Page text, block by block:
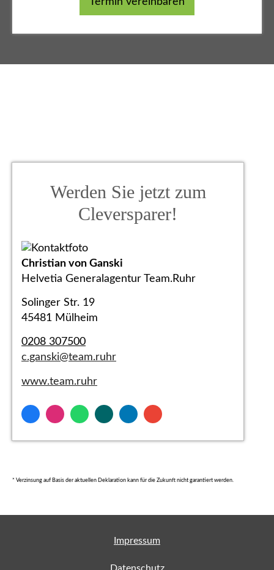
Werden Sie jetzt zum
Cleversparer!
Christian von Ganski
Helvetia Generalagentur Team.Ruhr
Solinger Str. 19
45481 Mülheim
0208 307500
c.ganski@team.ruhr
www.team.ruhr
* Verzinsung auf Basis der aktuellen Deklaration kann für die Zukunft nicht garantiert werden.
Impressum